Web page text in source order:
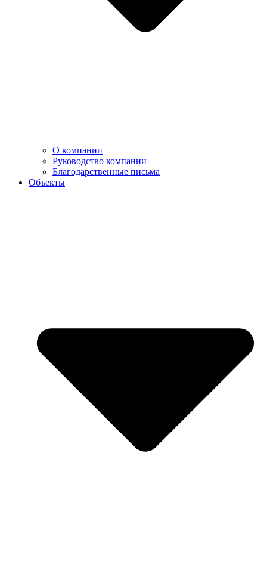
О компании
Руководство компании
Благодарственные письма
Объекты